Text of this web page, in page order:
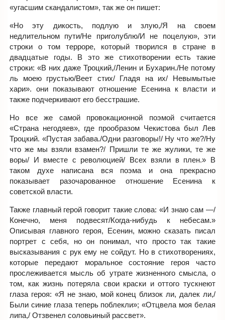
«угасшим скандалистом», так же он пишет:
«Но эту дикость, подлую и злую,/Я на своем
недлительном пути/Не приголублю/И не поцелую», эти
строки о том терроре, который творился в стране в
двадцатые годы. В это же стихотворении есть такие
строки: «В них даже Троцкий,/Ленин и Бухарин./Не потому
ль моею грустью/Веет стих/ Гладя на их/ Невымытые
хари». они показывают отношение Есенина к власти и
также подчеркивают его бесстрашие.
Но все же самой провокационной поэмой считается
«Страна негодяев», где прообразом Чекистова был Лев
Троцкий. «Пустая забава./Одни разговоры!/ Ну что же?/Ну
что же мы взяли взамен?/ Пришли те же жулики, те же
воры/ И вместе с революцией/ Всех взяли в плен.» В
таком духе написана вся поэма и она прекрасно
показывает разочарованное отношение Есенина к
советской власти.
Также главный герой говорит такие слова: «И знаю сам —/
Конечно, меня подвесят/Когда-нибудь к небесам.»
Описывая главного героя, Есенин, можно сказать писал
портрет с себя, но он понимал, что просто так такие
высказывания с рук ему не сойдут. Но в стихотворениях,
которые передают моральное состояние героя часто
прослеживается мысль об утрате жизненного смысла, о
том, как жизнь потеряла свои краски и оттого тускнеют
глаза героя: «Я не знаю, мой конец близок ли, далек ли,/
Были синие глаза теперь поблекли»; «Отцвела моя белая
липа,/ Отзвенел соловьиный рассвет».